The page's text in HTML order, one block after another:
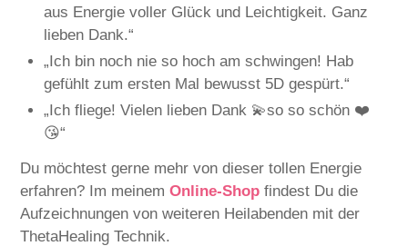
aus Energie voller Glück und Leichtigkeit. Ganz
lieben Dank.“
„Ich bin noch nie so hoch am schwingen! Hab
gefühlt zum ersten Mal bewusst 5D gespürt.“
„Ich fliege! Vielen lieben Dank 💫so so schön ❤️
😘“
Du möchtest gerne mehr von dieser tollen Energie
erfahren? Im meinemOnline-Shopfindest Du die
Aufzeichnungen von weiteren Heilabenden mit der
ThetaHealing Technik.